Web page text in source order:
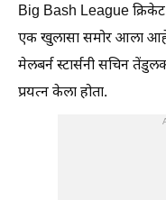
Big Bash League क्रिकेट
एक खुलासा समोर आला आहे.
मेलबर्न स्टार्सनी सचिन
प्रयत्न केला होता.